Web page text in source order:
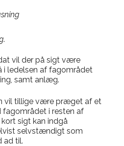
.
vil der på sigt være
i ledelsen af fagområdet
samt anlæg.
vil tillige være præget af et
i resten af
sigt kan indgå
selvstændigt som
ad til.